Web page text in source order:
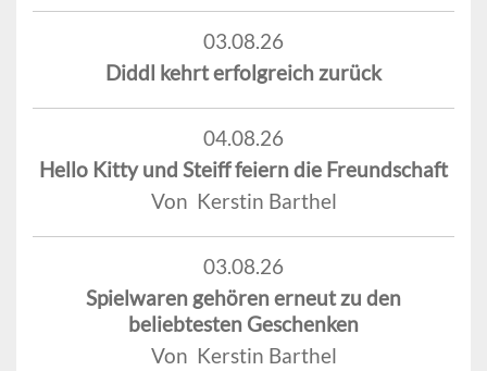
03.08.26
Diddl kehrt erfolgreich zurück
04.08.26
Hello Kitty und Steiff feiern die Freundschaft
Von Kerstin Barthel
03.08.26
Spielwaren gehören erneut zu den
beliebtesten Geschenken
Von Kerstin Barthel